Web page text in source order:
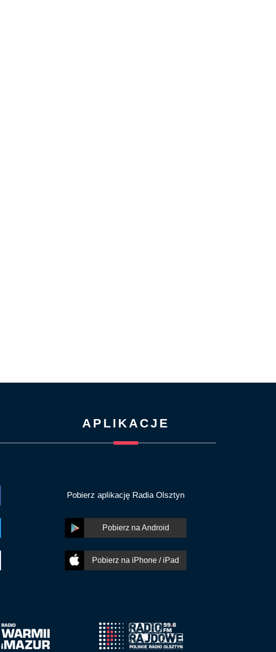
APLIKACJE
Pobierz aplikację Radia Olsztyn
Pobierz na Android
Pobierz na iPhone / iPad